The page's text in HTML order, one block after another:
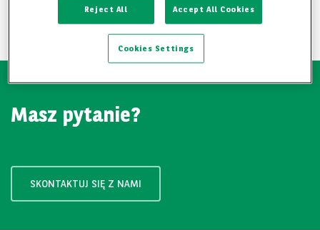
Masz pytanie?
SKONTAKTUJ SIĘ Z NAMI
Reject All Accept All Cookies
Cookies Settings